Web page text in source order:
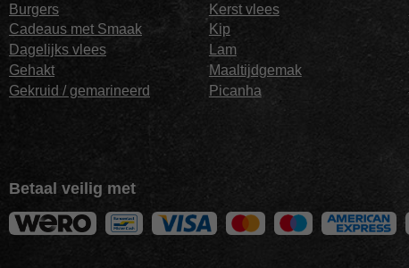
Burgers
Cadeaus met Smaak
Dagelijks vlees
Gehakt
Gekruid / gemarineerd
Kerst vlees
Kip
Lam
Maaltijdgemak
Picanha
Betaal veilig met